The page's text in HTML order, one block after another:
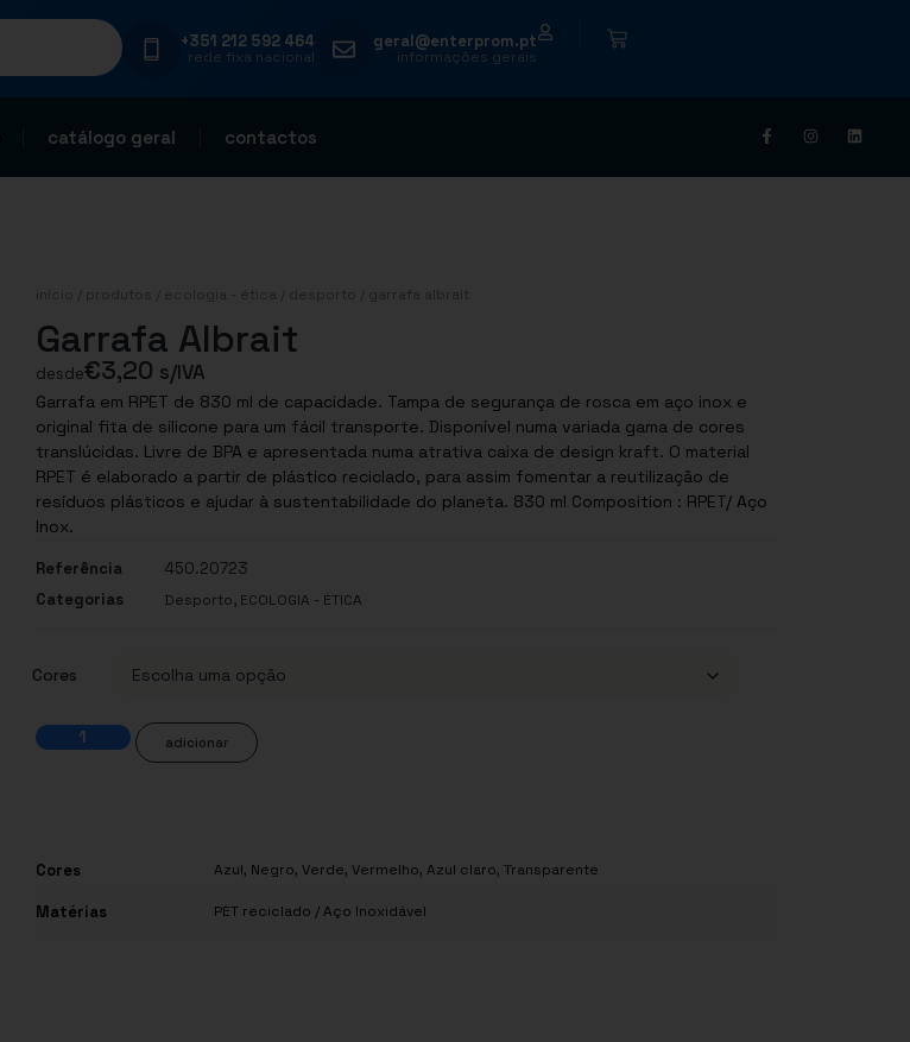
+351 212 592 464
rede fixa nacional
geral@enterprom.pt
informações gerais
catálogo geral contactos
início produtos ecologia - ética desporto / garrafa albrait
Garrafa Albrait
desde€3,20 s/IVA
Garrafa em RPET de 830 ml de capacidade. Tampa de segurança de rosca em aço inox e
original fita de silicone para um fácil transporte. Disponível numa variada gama de cores
translúcidas. Livre de BPA e apresentada numa atrativa caixa de design kraft. O material
RPET é elaborado a partir de plástico reciclado, para assim fomentar a reutilização de
resíduos plásticos e ajudar à sustentabilidade do planeta. 830 ml Composition : RPET/ Aço
Inox.
Referência
450.20723
Categorias
Desporto, ECOLOGIA - ÉTICA
Cores
adicionar
Cores Azul, Negro, Verde, Vermelho, Azul claro, Transparente
Matérias PET reciclado / Aço Inoxidável